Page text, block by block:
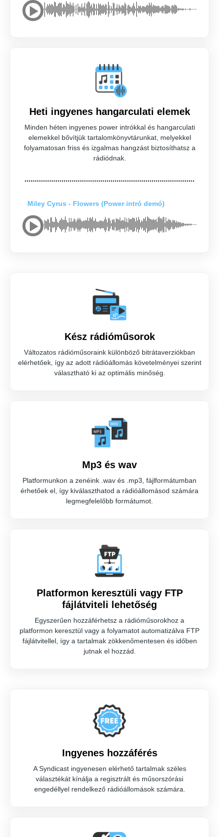
Heti ingyenes hangarculati elemek
Minden héten ingyenes power intrókkal és hangarculati
elemekkel bővítjük tartalomkönyvtárunkat, melyekkel
folyamatosan friss és izgalmas hangzást biztosíthatsz a
rádiódnak.
Miley Cyrus - Flowers (Power intró demó)
Kész rádióműsorok
Változatos rádióműsoraink különböző bitrátaverziókban
elérhetőek, így az adott rádióállomás követelményei szerint
választható ki az optimális minőség.
Mp3 és wav
Platformunkon a zenéink .wav és .mp3, fájlformátumban
érhetőek el, így kiválaszthatod a rádióállomásod számára
legmegfelelőbb formátumot.
Platformon keresztüli vagy FTP
fájlátviteli lehetőség
Egyszerűen hozzáférhetsz a rádióműsorokhoz a
platformon keresztül vagy a folyamatot automatizálva FTP
fájlátvitellel, így a tartalmak zökkenőmentesen és időben
jutnak el hozzád.
Ingyenes hozzáférés
A Syndicast ingyenesen elérhető tartalmak széles
választékát kínálja a regisztrált és műsorszórási
engedéllyel rendelkező rádióállomások számára.